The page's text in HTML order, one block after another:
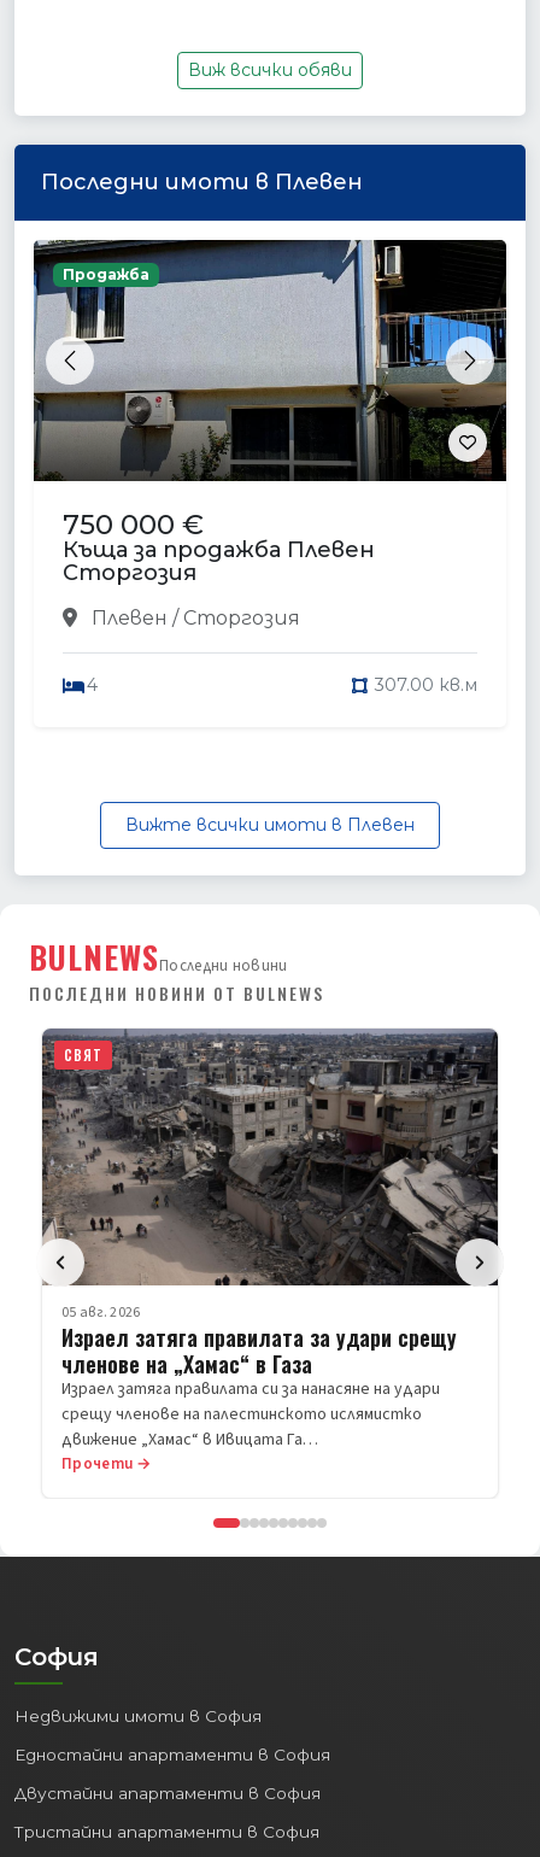
Виж всички обяви
Последни имоти в Плевен
Previous Next
Продажба
750 000 €
Къща за продажба Плевен
Сторгозия
Плевен / Сторгозия
4 307.00 кв.м
Вижте всички имоти в Плевен
BULNEWSПоследни новини
ПОСЛЕДНИ НОВИНИ ОТ BULNEWS
СВЯТ
05 авг. 2026
Израел затяга правилата за удари срещу
членове на „Хамас“ в Газа
Израел затяга правилата си за нанасяне на удари
срещу членове на палестинското ислямистко
движение „Хамас“ в Ивицата Га…
Прочети →
София
Недвижими имоти в София
Едностайни апартаменти в София
Двустайни апартаменти в София
Тристайни апартаменти в София